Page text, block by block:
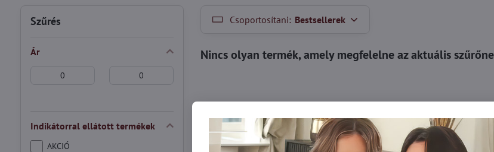
Csoportosítani: Bestsellerek
Szűrés
Ár
Indikátorral ellátott termékek
AKCIÓ